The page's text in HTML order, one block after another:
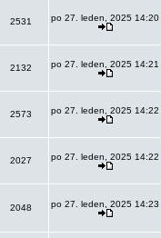
2531 po 27. leden, 2025 14:20
2132 po 27. leden, 2025 14:21
2573 po 27. leden, 2025 14:22
2027 po 27. leden, 2025 14:22
2048 po 27. leden, 2025 14:23